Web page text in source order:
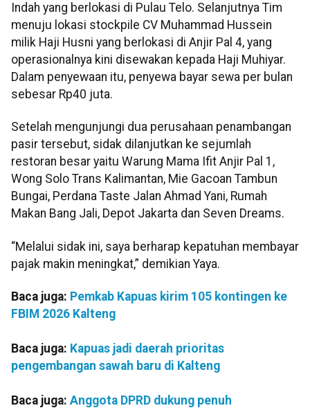
Indah yang berlokasi di Pulau Telo. Selanjutnya Tim
menuju lokasi stockpile CV Muhammad Hussein
milik Haji Husni yang berlokasi di Anjir Pal 4, yang
operasionalnya kini disewakan kepada Haji Muhiyar.
Dalam penyewaan itu, penyewa bayar sewa per bulan
sebesar Rp40 juta.
Setelah mengunjungi dua perusahaan penambangan
pasir tersebut, sidak dilanjutkan ke sejumlah
restoran besar yaitu Warung Mama Ifit Anjir Pal 1,
Wong Solo Trans Kalimantan, Mie Gacoan Tambun
Bungai, Perdana Taste Jalan Ahmad Yani, Rumah
Makan Bang Jali, Depot Jakarta dan Seven Dreams.
“Melalui sidak ini, saya berharap kepatuhan membayar
pajak makin meningkat,” demikian Yaya.
Baca juga: Pemkab Kapuas kirim 105 kontingen ke
FBIM 2026 Kalteng
Baca juga: Kapuas jadi daerah prioritas
pengembangan sawah baru di Kalteng
Baca juga: Anggota DPRD dukung penuh